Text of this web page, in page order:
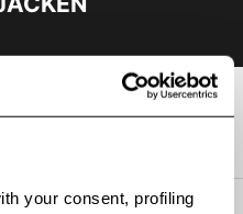
your consent, profiling
ist leer